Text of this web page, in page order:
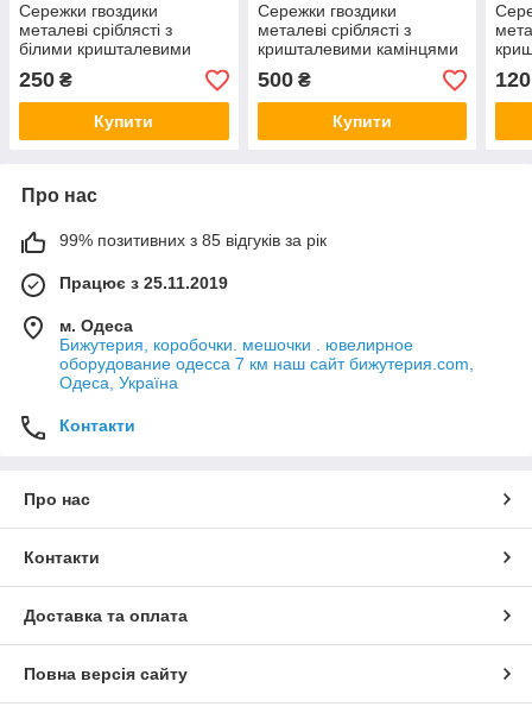
Сережки гвоздики
металеві сріблясті з
білими кришталевими
стразами довжина 5,5 см
ширина 6 мм
250 ₴
Купити
Сережки гвоздики
металеві сріблясті з
кришталевими камінцями
Сваровскі пелюстка
довжина 7 см ширина 20
мм
500₴
Купити
см
120
Про нас
99% позитивних з 85 відгуків за рік
Працює з 25.11.2019
м. Одеса
Бижутерия, коробочки. мешочки . ювелирное
оборудование одесса 7 км наш сайт бижутерия.com,
Одеса, Україна
Контакти
Про нас
Контакти
Доставка та оплата
Повна версія сайту